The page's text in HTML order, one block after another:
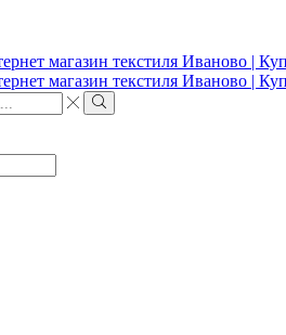
Search